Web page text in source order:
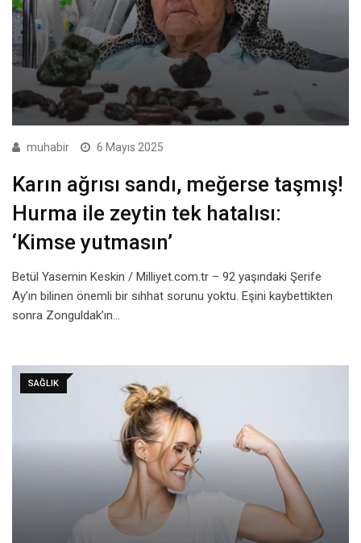
muhabir 6 Mayıs 2025
Karın ağrısı sandı, meğerse taşmış!
Hurma ile zeytin tek hatalısı:
‘Kimse yutmasın’
Betül Yasemin Keskin / Milliyet.com.tr – 92 yaşındaki Şerife
Ay’ın bilinen önemli bir sıhhat sorunu yoktu. Eşini kaybettikten
sonra Zonguldak’ın…
SAĞLIK